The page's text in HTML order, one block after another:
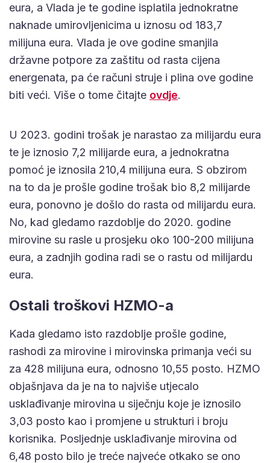
eura, a Vlada je te godine isplatila jednokratne
naknade umirovljenicima u iznosu od 183,7
milijuna eura. Vlada je ove godine smanjila
državne potpore za zaštitu od rasta cijena
energenata, pa će računi struje i plina ove godine
biti veći. Više o tome čitajte ovdje.
U 2023. godini trošak je narastao za milijardu eura
te je iznosio 7,2 milijarde eura, a jednokratna
pomoć je iznosila 210,4 milijuna eura. S obzirom
na to da je prošle godine trošak bio 8,2 milijarde
eura, ponovno je došlo do rasta od milijardu eura.
No, kad gledamo razdoblje do 2020. godine
mirovine su rasle u prosjeku oko 100-200 milijuna
eura, a zadnjih godina radi se o rastu od milijardu
eura.
Ostali troškovi HZMO-a
Kada gledamo isto razdoblje prošle godine,
rashodi za mirovine i mirovinska primanja veći su
za 428 milijuna eura, odnosno 10,55 posto. HZMO
objašnjava da je na to najviše utjecalo
usklađivanje mirovina u siječnju koje je iznosilo
3,03 posto kao i promjene u strukturi i broju
korisnika. Posljednje usklađivanje mirovina od
6,48 posto bilo je treće najveće otkako se ono